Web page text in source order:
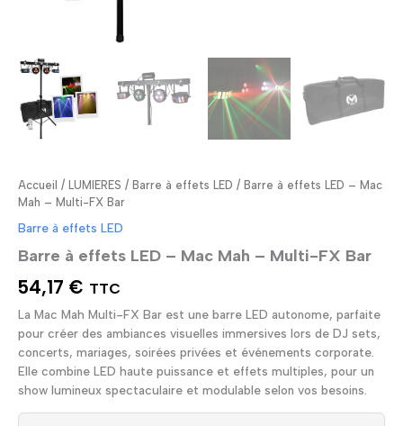
Accueil / LUMIERES / Barre à effets LED / Barre à effets LED – Mac
Mah – Multi-FX Bar
Barre à effets LED
Barre à effets LED – Mac Mah – Multi-FX Bar
54,17 € TTC
La Mac Mah Multi-FX Bar est une barre LED autonome, parfaite
pour créer des ambiances visuelles immersives lors de DJ sets,
concerts, mariages, soirées privées et événements corporate.
Elle combine LED haute puissance et effets multiples, pour un
show lumineux spectaculaire et modulable selon vos besoins.